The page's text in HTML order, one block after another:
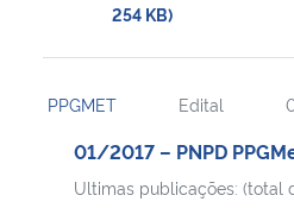
254 KB)
PPGMET Edital
01/2017 – PNPD
Ultimas publicações: (total